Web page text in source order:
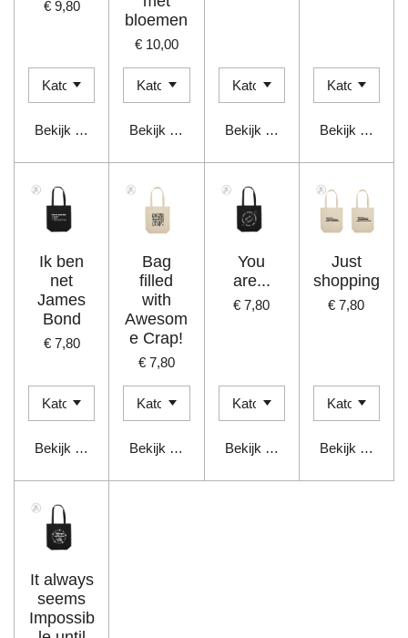
€ 9,80
Bekijk details
bloemen
€ 10,00
Bekijk details Bekijk details Bekijk details
Ik ben
net
James
Bond
€ 7,80
Bekijk details
Bag
filled
with
Awesom
e Crap!
€ 7,80
Bekijk details
You
are...
€ 7,80
Bekijk details
Just
shopping
€ 7,80
Bekijk details
It always
seems
Impossib